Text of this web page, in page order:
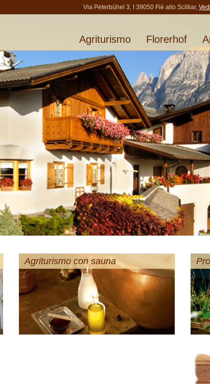
Via Peterbühel 3, I 39050 Fiè allo Scilliar,
Agriturismo Florerhof
Agriturismo con sauna